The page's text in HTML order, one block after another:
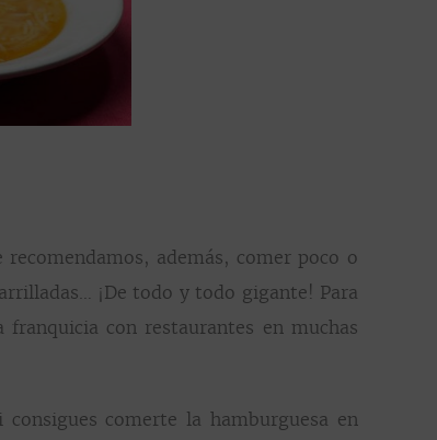
además, comer poco o
¡De todo y todo gigante! Para
franquicia con restaurantes en muchas
comerte la hamburguesa en